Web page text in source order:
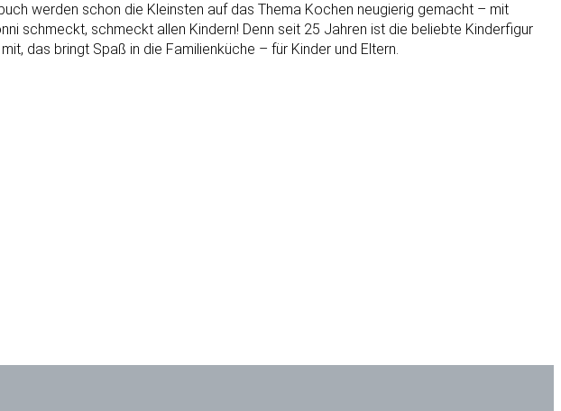
werden schon die Kleinsten auf das Thema Kochen neugierig gemacht – mit
schmeckt, schmeckt allen Kindern! Denn seit 25 Jahren ist die beliebte Kinderfigur
das bringt Spaß in die Familienküche – für Kinder und Eltern.